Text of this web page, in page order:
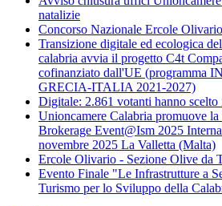
natalizie
Concorso Nazionale Ercole
Transizione digitale ed ecologica
calabria avvia il progetto C4t
cofinanziato dall'UE (programma
GRECIA-ITALIA 2021-2027)
Digitale: 2.861 votanti hanno
Unioncamere Calabria promuove la
Brokerage Event@Ism 2025
novembre 2025 La Valletta (Malta)
Ercole Olivario - Sezione Olive da
Evento Finale "Le Infrastrutture a
Turismo per lo Sviluppo della